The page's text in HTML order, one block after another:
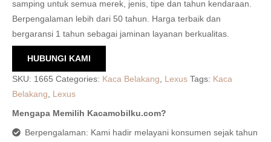
samping untuk semua merek, jenis, tipe dan tahun kendaraan.
Berpengalaman lebih dari 50 tahun. Harga terbaik dan
bergaransi 1 tahun sebagai jaminan layanan berkualitas.
HUBUNGI KAMI
SKU: 1665 Categories: Kaca Belakang, Lexus Tags: Kaca
Belakang, Lexus
Mengapa Memilih Kacamobilku.com?
Berpengalaman: Kami hadir melayani konsumen sejak tahun